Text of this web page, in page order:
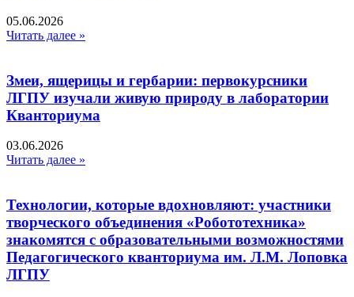
05.06.2026
Читать далее »
Змеи, ящерицы и гербарии: первокурсники
ЛГПУ изучали живую природу в лаборатории
Кванториума
03.06.2026
Читать далее »
Технологии, которые вдохновляют: участники
творческого объединения «Робототехника»
знакомятся с образовательными возможностями
Педагогического кванториума им. Л.М. Лоповка
ЛГПУ